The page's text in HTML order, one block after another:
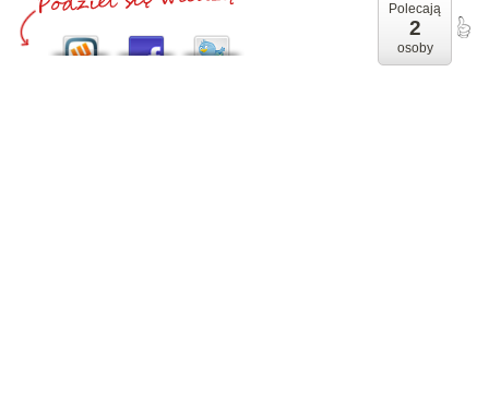
Polecają
2
osoby